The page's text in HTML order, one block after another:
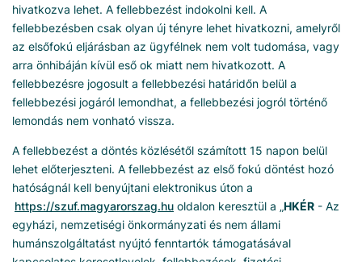
hivatkozva lehet. A fellebbezést indokolni kell. A
fellebbezésben csak olyan új tényre lehet hivatkozni, amelyről
az elsőfokú eljárásban az ügyfélnek nem volt tudomása, vagy
arra önhibáján kívül eső ok miatt nem hivatkozott. A
fellebbezésre jogosult a fellebbezési határidőn belül a
fellebbezési jogáról lemondhat, a fellebbezési jogról történő
lemondás nem vonható vissza.
A fellebbezést a döntés közlésétől számított 15 napon belül
lehet előterjeszteni. A fellebbezést az első fokú döntést hozó
hatóságnál kell benyújtani elektronikus úton a
https://szuf.magyarorszag.hu oldalon keresztül a „HKÉR - Az
egyházi, nemzetiségi önkormányzati és nem állami
humánszolgáltatást nyújtó fenntartók támogatásával